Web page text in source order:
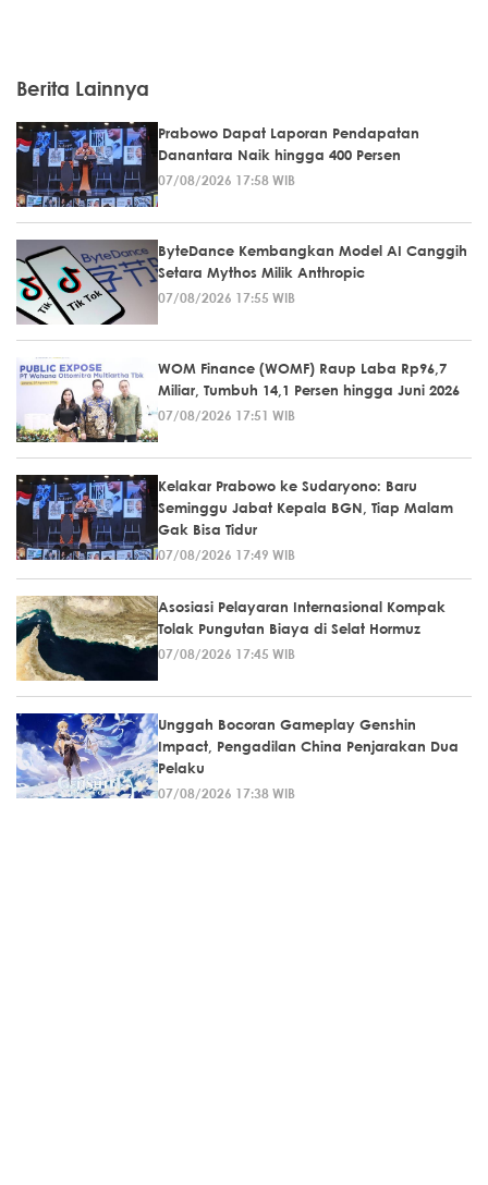
Berita Lainnya
Prabowo Dapat Laporan Pendapatan
Danantara Naik hingga 400 Persen
07/08/2026 17:58 WIB
ByteDance Kembangkan Model AI Canggih
Setara Mythos Milik Anthropic
07/08/2026 17:55 WIB
WOM Finance (WOMF) Raup Laba Rp96,7
Miliar, Tumbuh 14,1 Persen hingga Juni 2026
07/08/2026 17:51 WIB
Kelakar Prabowo ke Sudaryono: Baru
Seminggu Jabat Kepala BGN, Tiap Malam
Gak Bisa Tidur
07/08/2026 17:49 WIB
Asosiasi Pelayaran Internasional Kompak
Tolak Pungutan Biaya di Selat Hormuz
07/08/2026 17:45 WIB
Unggah Bocoran Gameplay Genshin
Impact, Pengadilan China Penjarakan Dua
Pelaku
07/08/2026 17:38 WIB